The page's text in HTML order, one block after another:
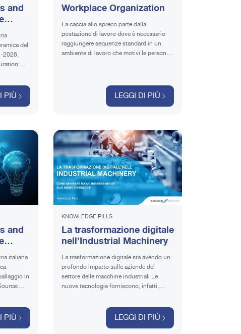
and
del
2026.
PIÙ
Workplace Organization
La caccia allo spreco parte dalla
postazione di lavoro dove è necessario
raggiungere sequenze standard in un
ambiente di lavoro che motivi le persone
LEGGI DI PIÙ
and
italiana
in
PIÙ
KNOWLEDGE PILLS
La trasformazione digitale
nell’Industrial Machinery
La trasformazione digitale sta avendo un
profondo impatto sulle aziende del
settore delle macchine industriali Le
nuove tecnologie forniscono, infatti,
efficienza operativa nei processi
produttivi sia per il produttore stesso che
per l’utilizzatore delle macchine smart.
LEGGI DI PIÙ